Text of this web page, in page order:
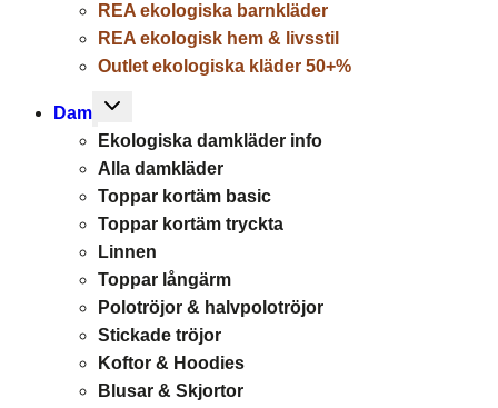
REA ekologiska barnkläder
REA ekologisk hem & livsstil
Outlet ekologiska kläder 50+%
Dam
Toggle
menu
Ekologiska damkläder info
Alla damkläder
Toppar kortäm basic
Toppar kortäm tryckta
Linnen
Toppar långärm
Polotröjor & halvpolotröjor
Stickade tröjor
Koftor & Hoodies
Blusar & Skjortor